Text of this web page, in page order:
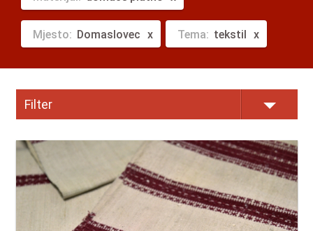
Mjesto: Domaslovec Tema: tekstil
Filter